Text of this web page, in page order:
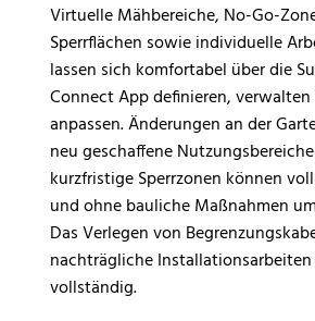
Virtuelle Mähbereiche, No-Go-
Sperrflächen sowie individuelle
lassen sich komfortabel über die
Connect App definieren,
anpassen. Änderungen an der
neu geschaffene
kurzfristige Sperrzonen können
und ohne bauliche Maßnahmen
Das Verlegen von
nachträgliche
vollständig.